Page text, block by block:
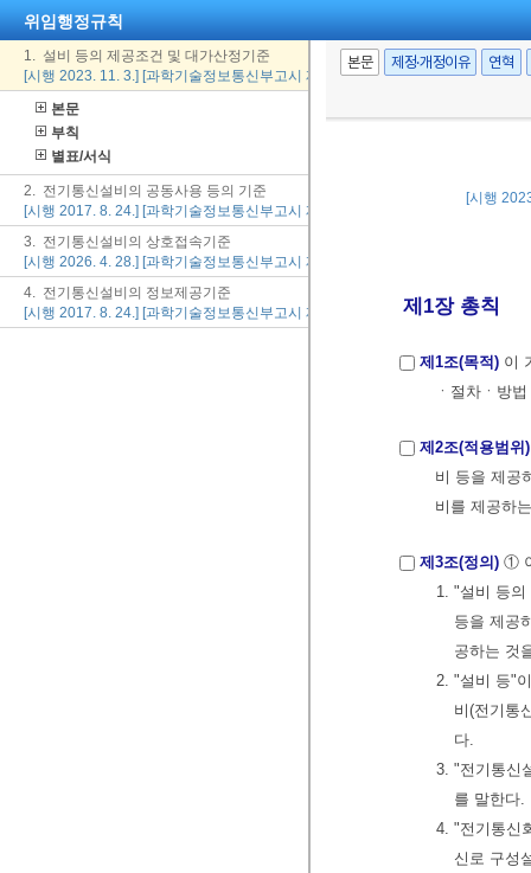
위임행정규칙
1. 설비 등의 제공조건 및 대가산정기준
[시행 2023. 11. 3.] [과학기술정보통신부고시 제2023-36호, 2023. 11. 3., 일부개
본문
부칙
별표/서식
2. 전기통신설비의 공동사용 등의 기준
[시행 2017. 8. 24.] [과학기술정보통신부고시 제2017-7호, 2017. 8. 24., 타법개정]
3. 전기통신설비의 상호접속기준
[시행 2026. 4. 28.] [과학기술정보통신부고시 제2026-31호, 2026. 4. 28., 일부개
4. 전기통신설비의 정보제공기준
[시행 2017. 8. 24.] [과학기술정보통신부고시 제2017-7호, 2017. 8. 24., 타법개정]
본문 제정·개정이유 연혁
[시행
제1장 총칙
제1조(목적) 이
ㆍ절차ㆍ방
제2조(적용범위)
비 등을 제공
비를 제공하
제3조(정의) ①
1. "설비 등
등을 제공
공하는 것
2. "설비 등"
비(전기통
다.
3. "전기통신
를 말한다.
4. "전기통신
신로 구성